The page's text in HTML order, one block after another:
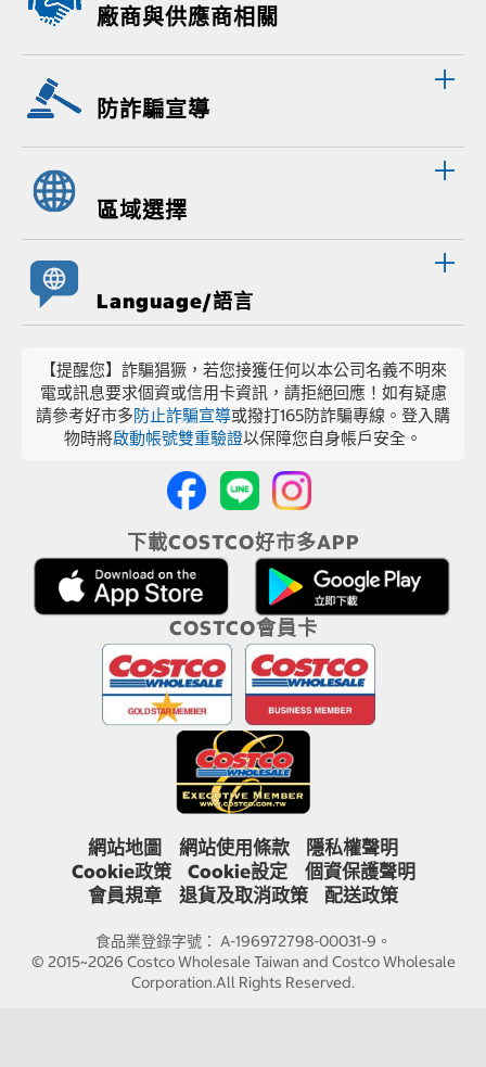
廠商與供應商相關
防詐騙宣導
區域選擇
Language/語言
【提醒您】詐騙猖獗，若您接獲任何以本公司名義不明來
電或訊息要求個資或信用卡資訊，請拒絕回應！如有疑慮
請參考好市多防止詐騙宣導或撥打165防詐騙專線。登入購
物時將啟動帳號雙重驗證以保障您自身帳戶安全。
下載COSTCO好市多APP
COSTCO會員卡
網站地圖 網站使用條款
隱私權聲明
Cookie政策
Cookie設定
個資保護聲明
會員規章
退貨及取消政策 配送政策
食品業登錄字號： A-196972798-00031-9。
© 2015~2026 Costco Wholesale Taiwan and Costco Wholesale
Corporation.All Rights Reserved.